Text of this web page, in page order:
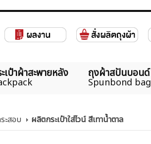
เป๋าผ้าสะพายหลัง ถุงผ้าสปันบอนด์
Spunbond bag
ะสอบ ผลิตกระเป๋าใส่ไวน์ สีเทาน้ำตาล